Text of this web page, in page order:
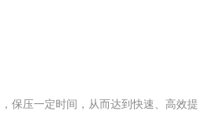
保压一定时间，从而达到快速、高效提